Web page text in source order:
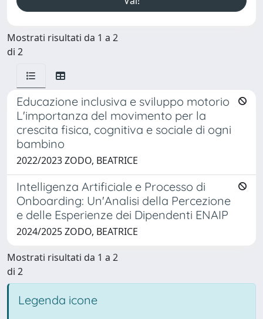
Mostrati risultati da 1 a 2
di 2
Educazione inclusiva e sviluppo motorio
L'importanza del movimento per la
crescita fisica, cognitiva e sociale di ogni
bambino
2022/2023 ZODO, BEATRICE
Intelligenza Artificiale e Processo di
Onboarding: Un'Analisi della Percezione
e delle Esperienze dei Dipendenti ENAIP
2024/2025 ZODO, BEATRICE
Mostrati risultati da 1 a 2
di 2
Legenda icone